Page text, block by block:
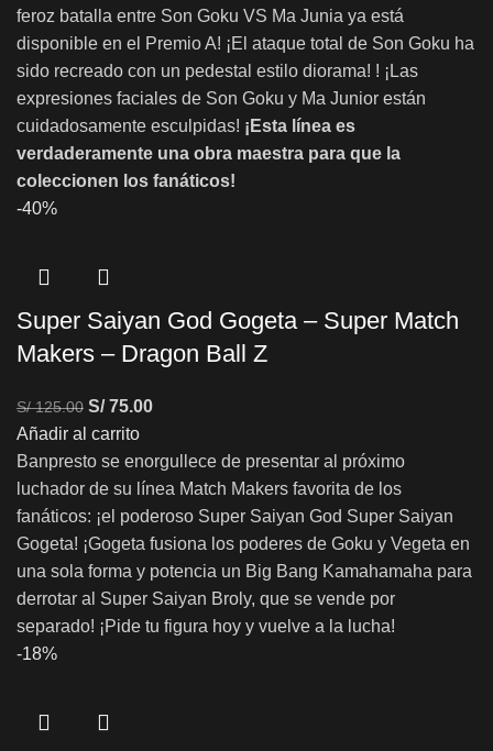
feroz batalla entre Son Goku VS Ma Junia ya está
disponible en el Premio A! ¡El ataque total de Son Goku ha
sido recreado con un pedestal estilo diorama! ! ¡Las
expresiones faciales de Son Goku y Ma Junior están
cuidadosamente esculpidas! ¡Esta línea es
verdaderamente una obra maestra para que la
coleccionen los fanáticos!
-40%
Super Saiyan God Gogeta – Super Match
Makers – Dragon Ball Z
S/125.00 S/75.00
Añadir al carrito
Banpresto se enorgullece de presentar al próximo
luchador de su línea Match Makers favorita de los
fanáticos: ¡el poderoso Super Saiyan God Super Saiyan
Gogeta! ¡Gogeta fusiona los poderes de Goku y Vegeta en
una sola forma y potencia un Big Bang Kamahamaha para
derrotar al Super Saiyan Broly, que se vende por
separado! ¡Pide tu figura hoy y vuelve a la lucha!
-18%